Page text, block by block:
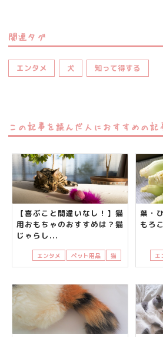
関連タグ
エンタメ 犬 知って得する
この記事を読んだ人におすすめの記
【喜ぶこと間違いなし！】猫
用おもちゃのおすすめは？猫
じゃらし...
エンタメ ペット用品 猫
葉・
もろ
エ